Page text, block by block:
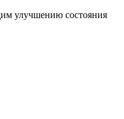
улучшению состояния